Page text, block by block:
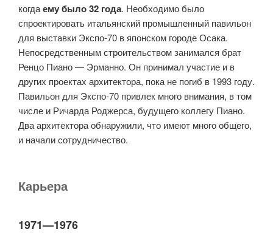
когдаему было 32 года. Необходимо было
спроектировать итальянский промышленный павильон
для выставки Экспо-70 в японском городе Осака.
Непосредственным строительством занимался брат
Ренцо Пиано — Эрманно. Он принимал участие и в
других проектах архитектора, пока не погиб в 1993 году.
Павильон для Экспо-70 привлек много внимания, в том
числе и Ричарда Роджерса, будущего коллегу Пиано.
Два архитектора обнаружили, что имеют много общего,
и начали сотрудничество.
Карьера
1971—1976